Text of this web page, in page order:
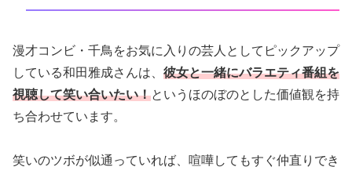
漫才コンビ・千鳥をお気に入りの芸人としてピックアップ
している和田雅成さんは、 彼女と一緒にバラエティ番組を
視聴して笑い合いたい！というほのぼのとした価値観を持
ち合わせています。
笑いのツボが似通っていれば、喧嘩してもすぐ仲直りでき